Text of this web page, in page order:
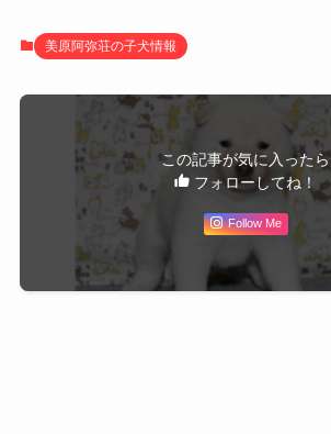
美原阿弥荘の子犬情報
この記事が気に入ったら
フォローしてね！
Follow Me